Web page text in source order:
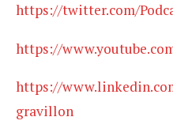
https://twitter.com/
https://
https://
gravillon